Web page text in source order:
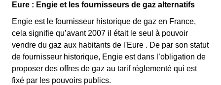
Eure : Engie et les fournisseurs de gaz alternatifs
Engie est le fournisseur historique de gaz en France,
cela signifie qu’avant 2007 il était le seul à pouvoir
vendre du gaz aux habitants de l'Eure . De par son statut
de fournisseur historique, Engie est dans l’obligation de
proposer des offres de gaz au tarif réglementé qui est
fixé par les pouvoirs publics.